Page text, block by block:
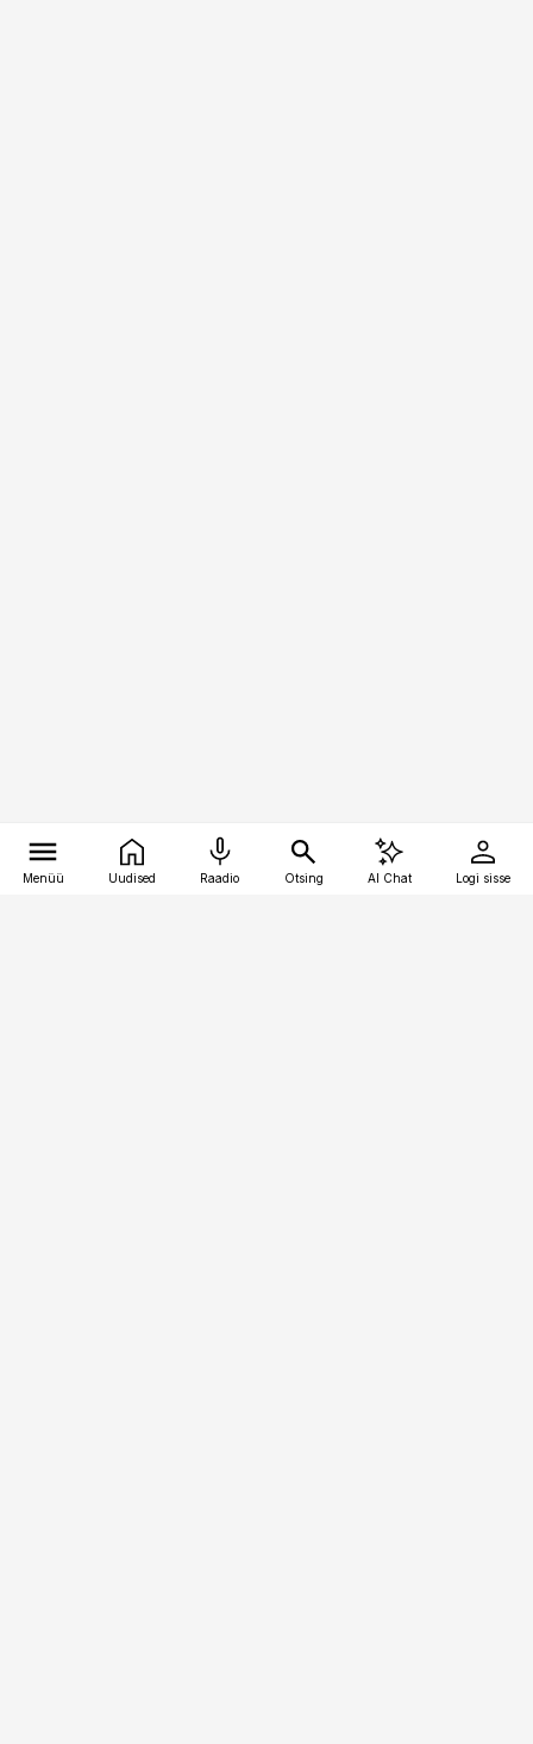
Menüü Uudised Raadio Otsing AI Chat Logi sisse